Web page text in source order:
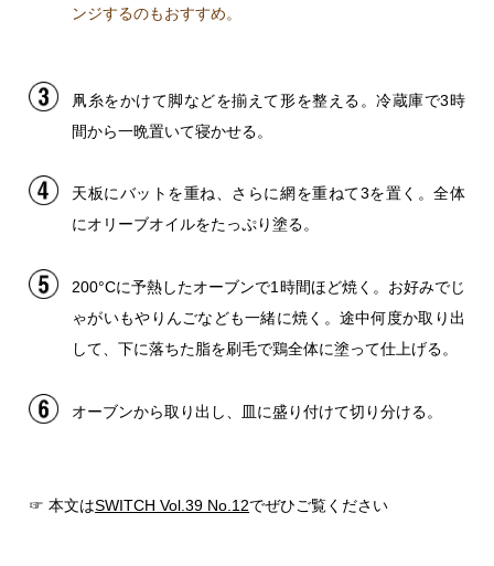
ンジするのもおすすめ。
凧糸をかけて脚などを揃えて形を整える。冷蔵庫で3時
間から一晩置いて寝かせる。
天板にバットを重ね、さらに網を重ねて3を置く。全体
にオリーブオイルをたっぷり塗る。
200°Cに予熱したオーブンで1時間ほど焼く。お好みでじ
ゃがいもやりんごなども一緒に焼く。途中何度か取り出
して、下に落ちた脂を刷毛で鶏全体に塗って仕上げる。
オーブンから取り出し、皿に盛り付けて切り分ける。
☞ 本文はSWITCH Vol.39 No.12でぜひご覧ください